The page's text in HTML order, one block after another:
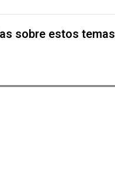
sobre estos temas